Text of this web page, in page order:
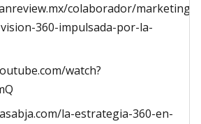
colaborador/marketing-
360-impulsada-por-la-
watch?
la-estrategia-360-en-